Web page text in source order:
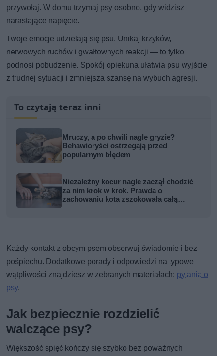
przywołaj. W domu trzymaj psy osobno, gdy widzisz
narastające napięcie.
Twoje emocje udzielają się psu. Unikaj krzyków,
nerwowych ruchów i gwałtownych reakcji — to tylko
podnosi pobudzenie. Spokój opiekuna ułatwia psu wyjście
z trudnej sytuacji i zmniejsza szansę na wybuch agresji.
To czytają teraz inni
Mruczy, a po chwili nagle gryzie?
Behawioryści ostrzegają przed
popularnym błędem
Niezależny kocur nagle zaczął chodzić
za nim krok w krok. Prawda o
zachowaniu kota zszokowała całą
Każdy kontakt z obcym psem obserwuj świadomie i bez
pośpiechu. Dodatkowe porady i odpowiedzi na typowe
wątpliwości znajdziesz w zebranych materiałach: pytania o
psy.
Jak bezpiecznie rozdzielić
walczące psy?
Większość spięć kończy się szybko bez poważnych